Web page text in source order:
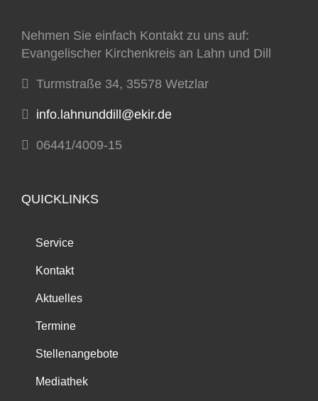
Nehmen Sie einfach Kontakt zu uns auf:
Evangelischer Kirchenkreis an Lahn und Dill
Turmstraße 34, 35578 Wetzlar
info.lahnunddill@ekir.de
06441/4009-15
QUICKLINKS
Service
Kontakt
Aktuelles
Termine
Stellenangebote
Mediathek